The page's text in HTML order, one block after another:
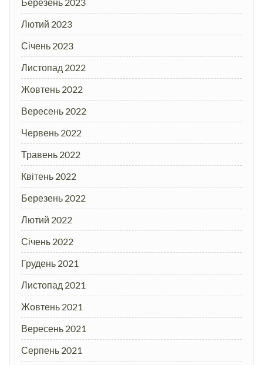
Лютий 2023
Січень 2023
Листопад 2022
Жовтень 2022
Вересень 2022
Червень 2022
Травень 2022
Квітень 2022
Березень 2022
Лютий 2022
Січень 2022
Грудень 2021
Листопад 2021
Жовтень 2021
Вересень 2021
Серпень 2021